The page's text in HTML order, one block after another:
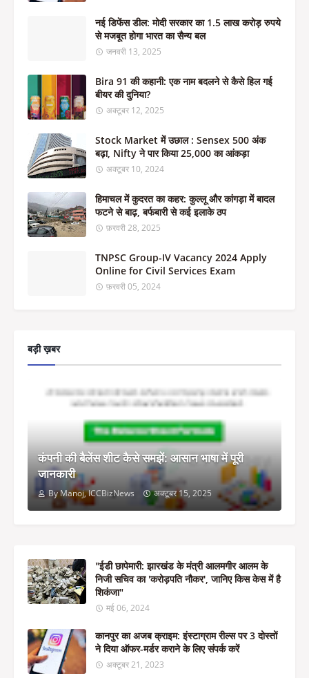
नई डिफेंस डील: मोदी सरकार का 1.5 लाख करोड़ रुपये
से मजबूत होगा भारत का सैन्य बल
जनवरी 13, 2025
Bira 91 की कहानी: एक नाम बदलने से कैसे हिल गई
बीयर की दुनिया?
अक्टूबर 12, 2025
Stock Market में उछाल : Sensex 500 अंक
बढ़ा, Nifty ने पार किया 25,000 का आंकड़ा
अक्टूबर 10, 2024
हिमाचल में कुदरत का कहर: कुल्लू और कांगड़ा में बादल
फटने से बाढ़, बर्फबारी से कई इलाके ठप
फ़रवरी 28, 2025
TNPSC Group-IV Vacancy 2024 Apply
Online for Civil Services Exam
फ़रवरी 05, 2024
बड़ी ख़बर
कंपनी की बैलेंस शीट कैसे समझें: आसान भाषा में पूरी
जानकारी
By Manoj, ICCBizNews अक्टूबर 15, 2025
"ईडी छापेमारी: झारखंड के मंत्री आलमगीर आलम के
निजी सचिव का 'करोड़पति नौकर', जानिए किस केस में है
शिकंजा"
मई 06, 2024
कानपुर का अजब क्राइम: इंस्टाग्राम रील्स पर 3 दोस्तों
ने दिया ऑफर-मर्डर कराने के लिए संपर्क करें
अक्टूबर 21, 2023